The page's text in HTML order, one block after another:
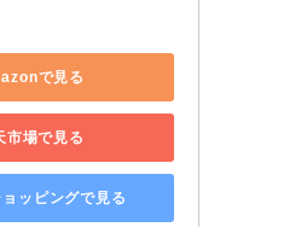
で見る
市場で見る
ッピングで見る